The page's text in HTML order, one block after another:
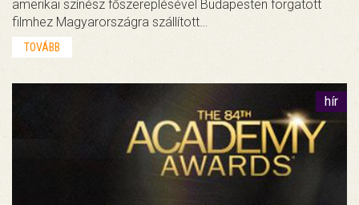
amerikai színész főszereplésével Budapesten forgatott
filmhez Magyarországra szállított…
TOVÁBB
hír